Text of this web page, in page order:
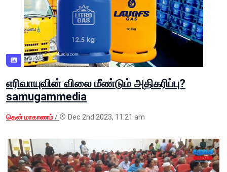
எரிவாயுவின் விலை மீண்டும் அதிகரிப்பு?
samugammedia
தென் மாகாணம்/ Dec 2nd 2023, 11:21 am